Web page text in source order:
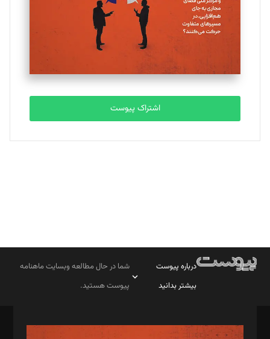
ملینا جعفری
تحریریه
مصطفی مسجدی آرانی
تحریریه
بابک نقاش
تحریریه
اشتراک پیوست
درباره پیوست
بیشتر بدانید
شما در حال مطالعه وبسایت ماهنامه
پیوست هستید.
مدیر مسئول: محمدباقر اثنی‌عشری